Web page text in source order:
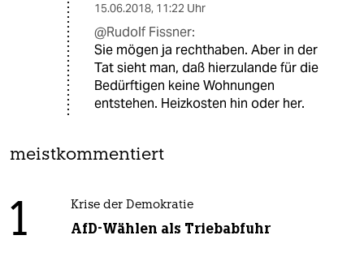
15.06.2018, 11:22 Uhr
@Rudolf Fissner:
Sie mögen ja rechthaben. Aber in der
Tat sieht man, daß hierzulande für die
Bedürftigen keine Wohnungen
entstehen. Heizkosten hin oder her.
meistkommentiert
1 Krise der Demokratie
AfD-Wählen als Triebabfuhr